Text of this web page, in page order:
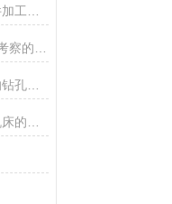
Z3080摇臂钻床：高效、精准的钻孔仪器